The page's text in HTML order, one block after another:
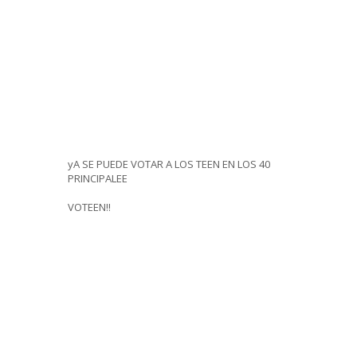
yA SE PUEDE VOTAR A LOS TEEN EN LOS 40
PRINCIPALEE
VOTEEN!!